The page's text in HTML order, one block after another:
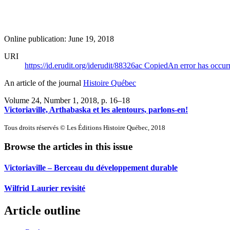
Online publication: June 19, 2018
URI
https://id.erudit.org/iderudit/88326ac CopiedAn error has
An article of the journal Histoire Québec
Volume 24, Number 1, 2018, p. 16–18
Victoriaville, Arthabaska et les alentours, parlons-en!
Tous droits réservés © Les Éditions Histoire Québec, 2018
Browse the articles in this issue
Victoriaville – Berceau du développement durable
Wilfrid Laurier revisité
Article outline